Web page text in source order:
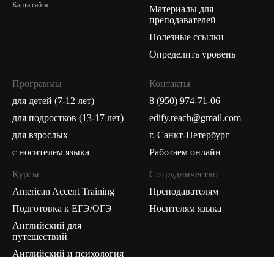
Карта сайта
Материалы для
преподавателей
Полезные ссылки
Определить уровень
Программы
для детей (7-12 лет)
для подростков (13-17 лет)
для взрослых
с носителем языка
Курсы
American Accent Training
Подготовка к ЕГЭ/ОГЭ
Английский для
путешествий
Английский и психология
Контакты
8 (950) 974-71-06
edify.reach@gmail.com
г. Санкт-Петербург
Работаем онлайн
Сотрудничество
Преподавателям
Носителям языка